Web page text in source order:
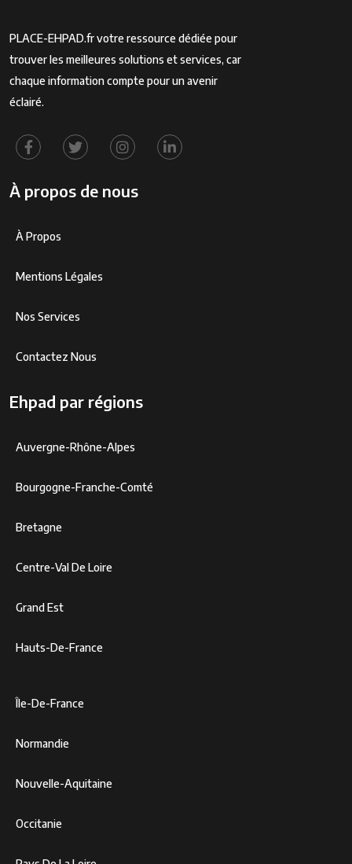
PLACE-EHPAD.fr votre ressource dédiée pour
trouver les meilleures solutions et services, car
chaque information compte pour un avenir
éclairé.
À propos de nous
À Propos
Mentions Légales
Nos Services
Contactez Nous
Ehpad par régions
Auvergne-Rhône-Alpes
Bourgogne-Franche-Comté
Bretagne
Centre-Val De Loire
Grand Est
Hauts-De-France
Île-De-France
Normandie
Nouvelle-Aquitaine
Occitanie